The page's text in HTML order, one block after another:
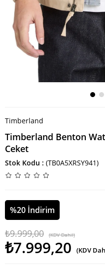
Timberland
Timberland Benton
Ceket
Stok Kodu (TB0A5XRSY941)
%20 İndirim
₺9.999,00 (KDV Dahil)
₺7.999,20 (KDV